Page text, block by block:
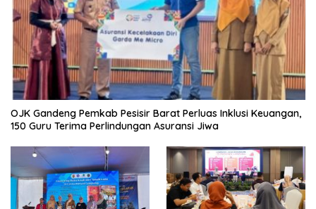
OJK Gandeng Pemkab Pesisir Barat Perluas Inklusi Keuangan,
150 Guru Terima Perlindungan Asuransi Jiwa